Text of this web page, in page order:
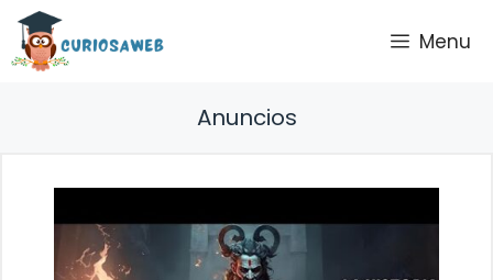
Saltar
contenido
Menu
Anuncios